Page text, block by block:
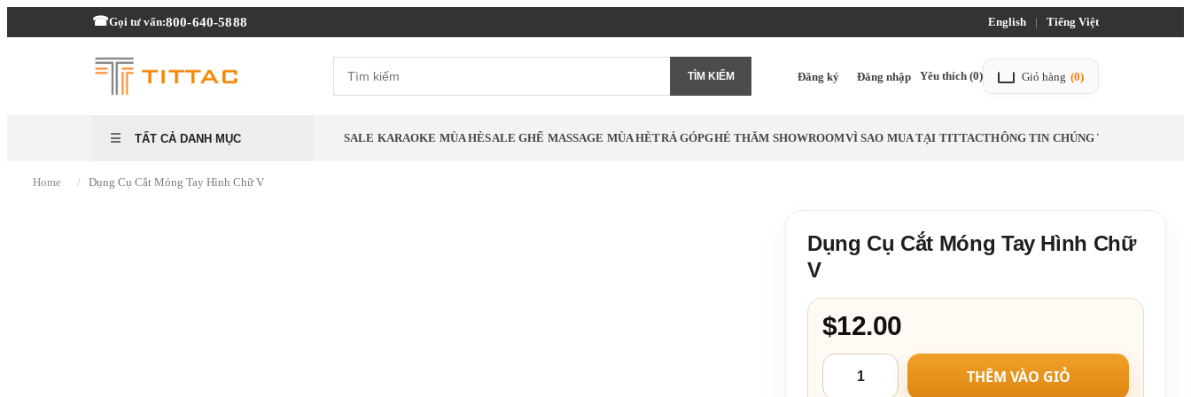
Gọi tư vấn:800-640-5888 English | Tiếng Việt
TÌM KIẾM Đăng ký Đăng nhập Yêu thích (0) Giỏ hàng (0)
TẤT CẢ DANH MỤC SALE KARAOKE MÙA HÈSALE GHẾ MASSAGE MÙA HÈTRẢ GÓPGHÉ THĂM SHOWROOMVÌ SAO MUA TẠI TITTACTHÔNG TIN CHÚNG TÔI
Home / Dụng Cụ Cắt Móng Tay Hình Chữ V
Dụng Cụ Cắt Móng Tay Hình Chữ
V
$12.00
THÊM VÀO GIỎ